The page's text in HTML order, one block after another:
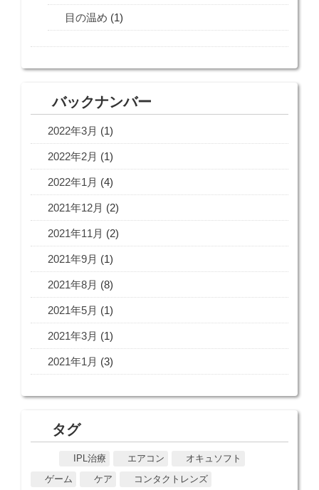
目の温め (1)
バックナンバー
2022年3月 (1)
2022年2月 (1)
2022年1月 (4)
2021年12月 (2)
2021年11月 (2)
2021年9月 (1)
2021年8月 (8)
2021年5月 (1)
2021年3月 (1)
2021年1月 (3)
タグ
IPL治療 エアコン
オキュソフト
ゲーム
ケア
コンタクトレンズ